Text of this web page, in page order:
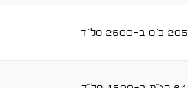
205 כ"ס ב-2600 סל"ד